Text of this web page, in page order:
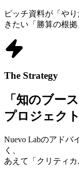
ピッチ資料が「や
きたい「勝算の根拠
The Strategy
「知のブー
プロジェク
Nuevo Labのアドバ
く、
あえて
「クリティ